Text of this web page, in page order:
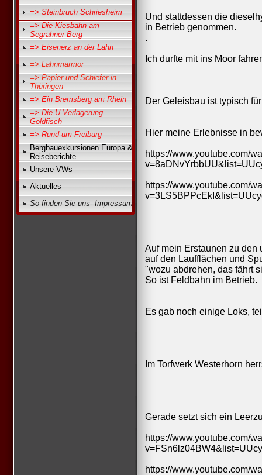
=> Steinbruch Schriesheim
=> Die Kiesbahn am
Segrahner Berg
=> Eisenerz an der Lahn
=> Lahnmarmor
=> Papier und Schiefer in
Thüringen
=> Ein Bremsberg am Rhein
=> Die U-Verlagerung
Goldfisch
=> Rund um Freiburg
Bergbauexkursionen Europa &
Reiseberichte
Unsere VWs
Aktuelles
So finden Sie uns- Impressum
Und stattdessen die
in Betrieb genommen.
.
Ich durfte mit ins Moor
Der Geleisbau ist typisch
Hier meine Erlebnisse in
https://www.youtube.com/
https://www.youtube.com/
Auf mein Erstaunen zu
auf den Laufflächen und
"wozu abdrehen, das fährt
So ist Feldbahn im Betrieb.
Es gab noch einige Loks,
Im Torfwerk Westerhorn
Gerade setzt sich ein
https://www.youtube.com/
https://www.youtube.com/